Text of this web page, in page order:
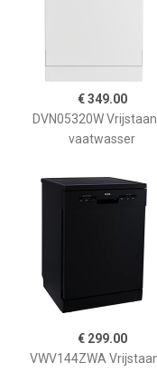
€ 349.00
DVN05320W
vaatwasser
€ 299.00
VWV144ZWA